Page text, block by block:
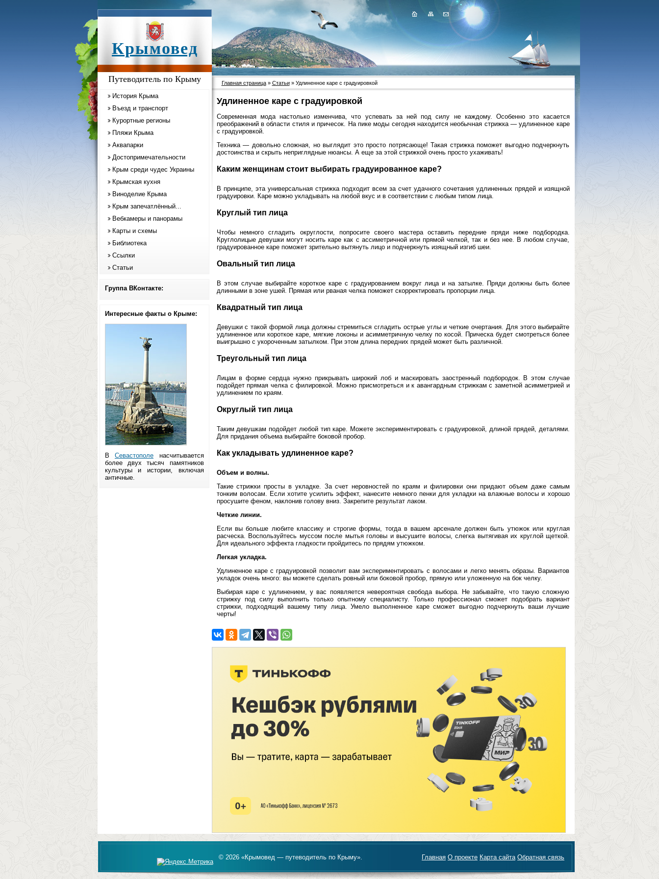
Крымовед
Путеводитель по Крыму
История Крыма
Въезд и транспорт
Курортные регионы
Пляжи Крыма
Аквапарки
Достопримечательности
Крым среди чудес Украины
Крымская кухня
Виноделие Крыма
Крым запечатлённый...
Вебкамеры и панорамы
Карты и схемы
Библиотека
Ссылки
Статьи
Группа ВКонтакте:
Интересные факты о Крыме:
В Севастополе насчитывается
более двух тысяч памятников
культуры и истории, включая
античные.
Главная страница» Статьи» Удлиненное каре с градуировкой
Удлиненное каре с градуировкой
Современная мода настолько изменчива, что успевать за ней под силу не каждому. Особенно это касается
преображений в области стиля и причесок. На пике моды сегодня находится необычная стрижка — удлиненное каре
с градуировкой.
Техника — довольно сложная, но выглядит это просто потрясающе! Такая стрижка поможет выгодно подчеркнуть
достоинства и скрыть неприглядные нюансы. А еще за этой стрижкой очень просто ухаживать!
Каким женщинам стоит выбирать градуированное каре?
В принципе, эта универсальная стрижка подходит всем за счет удачного сочетания удлиненных прядей и изящной
градуировки. Каре можно укладывать на любой вкус и в соответствии с любым типом лица.
Круглый тип лица
Чтобы немного сгладить округлости, попросите своего мастера оставить передние пряди ниже подбородка.
Круглолицые девушки могут носить каре как с ассиметричной или прямой челкой, так и без нее. В любом случае,
градуированное каре поможет зрительно вытянуть лицо и подчеркнуть изящный изгиб шеи.
Овальный тип лица
В этом случае выбирайте короткое каре с градуированием вокруг лица и на затылке. Пряди должны быть более
длинными в зоне ушей. Прямая или рваная челка поможет скорректировать пропорции лица.
Квадратный тип лица
Девушки с такой формой лица должны стремиться сгладить острые углы и четкие очертания. Для этого выбирайте
удлиненное или короткое каре, мягкие локоны и асимметричную челку по косой. Прическа будет смотреться более
выигрышно с укороченным затылком. При этом длина передних прядей может быть различной.
Треугольный тип лица
Лицам в форме сердца нужно прикрывать широкий лоб и маскировать заостренный подбородок. В этом случае
подойдет прямая челка с филировкой. Можно присмотреться и к авангардным стрижкам с заметной асимметрией и
удлинением по краям.
Округлый тип лица
Таким девушкам подойдет любой тип каре. Можете экспериментировать с градуировкой, длиной прядей, деталями.
Для придания объема выбирайте боковой пробор.
Как укладывать удлиненное каре?
Объем и волны.
Такие стрижки просты в укладке. За счет неровностей по краям и филировки они придают объем даже самым
тонким волосам. Если хотите усилить эффект, нанесите немного пенки для укладки на влажные волосы и хорошо
просушите феном, наклонив голову вниз. Закрепите результат лаком.
Четкие линии.
Если вы больше любите классику и строгие формы, тогда в вашем арсенале должен быть утюжок или круглая
расческа. Воспользуйтесь муссом после мытья головы и высушите волосы, слегка вытягивая их круглой щеткой.
Для идеального эффекта гладкости пройдитесь по прядям утюжком.
Легкая укладка.
Удлиненное каре с градуировкой позволит вам экспериментировать с волосами и легко менять образы. Вариантов
укладок очень много: вы можете сделать ровный или боковой пробор, прямую или уложенную на бок челку.
Выбирая каре с удлинением, у вас появляется невероятная свобода выбора. Не забывайте, что такую сложную
стрижку под силу выполнить только опытному специалисту. Только профессионал сможет подобрать вариант
стрижки, подходящий вашему типу лица. Умело выполненное каре сможет выгодно подчеркнуть ваши лучшие
черты!
© 2026 «Крымовед — путеводитель по Крыму». Главная О проекте Карта сайта Обратная связь